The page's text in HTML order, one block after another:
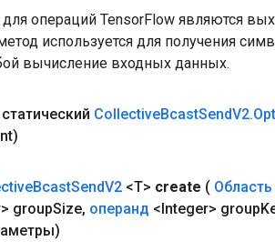
операций TensorFlow являются
используется для получения
вычисление входных данных.
CollectiveBcastSendV2.
BcastSendV2 <T> create ( Область
groupSize, операнд <Integer> group